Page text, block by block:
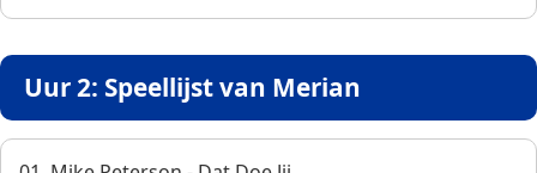
Uur 2: Speellijst van Merian